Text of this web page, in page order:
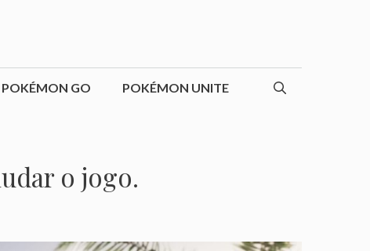
POKÉMON GO POKÉMON UNITE
o jogo.